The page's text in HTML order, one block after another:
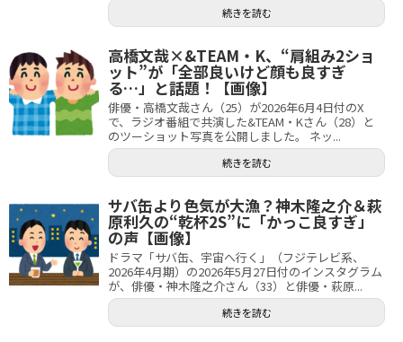
続きを読む
高橋文哉×&TEAM・K、“肩組み2ショ
ット”が「全部良いけど顔も良すぎ
る…」と話題！【画像】
俳優・高橋文哉さん（25）が2026年6月4日付のX
で、ラジオ番組で共演した&TEAM・Kさん（28）と
のツーショット写真を公開しました。 ネッ...
続きを読む
サバ缶より色気が大漁？神木隆之介＆萩
原利久の“乾杯2S”に「かっこ良すぎ」
の声【画像】
ドラマ「サバ缶、宇宙へ行く」（フジテレビ系、
2026年4月期）の2026年5月27日付のインスタグラム
が、俳優・神木隆之介さん（33）と俳優・萩原...
続きを読む